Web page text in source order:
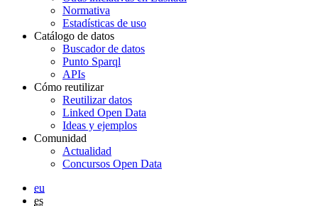
Normativa
Estadísticas de uso
Catálogo de datos
Buscador de datos
Punto Sparql
APIs
Cómo reutilizar
Reutilizar datos
Linked Open Data
Ideas y ejemplos
Comunidad
Actualidad
Concursos Open Data
eu
es